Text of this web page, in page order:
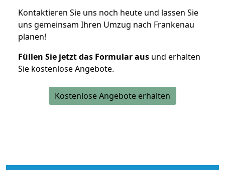
Kontaktieren Sie uns noch heute und lassen Sie
uns gemeinsam Ihren Umzug nach Frankenau
planen!
Füllen Sie jetzt das Formular aus und erhalten
Sie kostenlose Angebote.
Kostenlose Angebote erhalten